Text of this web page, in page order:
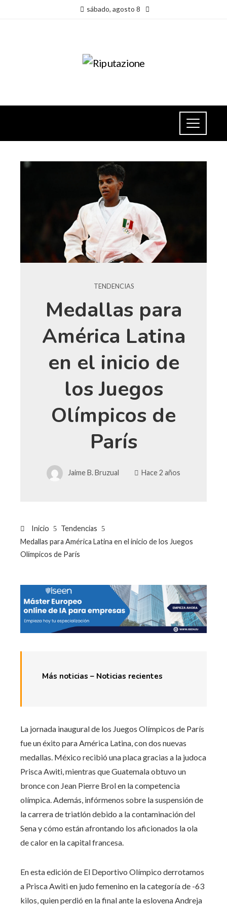
sábado, agosto 8
TENDENCIAS
Medallas para
América Latina
en el inicio de
los Juegos
Olímpicos de
París
Jaime B. Bruzual Hace 2 años
Inicio
Tendencias
Medallas para América Latina en el inicio de los Juegos
Olímpicos de París
Más noticias – Noticias recientes
La jornada inaugural de los Juegos Olímpicos de París
fue un éxito para América Latina, con dos nuevas
medallas. México recibió una placa gracias a la judoca
Prisca Awiti, mientras que Guatemala obtuvo un
bronce con Jean Pierre Brol en la competencia
olímpica. Además, infórmenos sobre la suspensión de
la carrera de triatlón debido a la contaminación del
Sena y cómo están afrontando los aficionados la ola
de calor en la capital francesa.
En esta edición de El Deportivo Olímpico derrotamos
a Prisca Awiti en judo femenino en la categoría de -63
kilos, quien perdió en la final ante la eslovena Andreja